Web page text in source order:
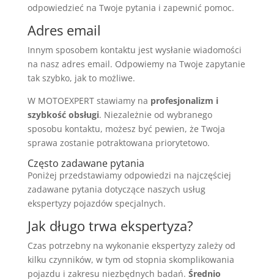
odpowiedzieć na Twoje pytania i zapewnić pomoc.
Adres email
Innym sposobem kontaktu jest wysłanie wiadomości
na nasz adres email. Odpowiemy na Twoje zapytanie
tak szybko, jak to możliwe.
W MOTOEXPERT stawiamy na profesjonalizm i
szybkość obsługi. Niezależnie od wybranego
sposobu kontaktu, możesz być pewien, że Twoja
sprawa zostanie potraktowana priorytetowo.
Często zadawane pytania
Poniżej przedstawiamy odpowiedzi na najczęściej
zadawane pytania dotyczące naszych usług
ekspertyzy pojazdów specjalnych.
Jak długo trwa ekspertyza?
Czas potrzebny na wykonanie ekspertyzy zależy od
kilku czynników, w tym od stopnia skomplikowania
pojazdu i zakresu niezbędnych badań. Średnio